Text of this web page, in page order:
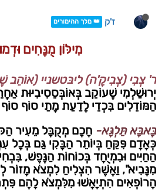
ז'ק 👑 מלך ההימורים
מִילּוֹן מֻנָּחִים
ר' צְבִי (צְבִיקָ'ה) ליבּטשניי (אוֹהֵב
יְרוּשַׁלְמִי שֶׁעוֹקֵב בְּאוֹבְּסֵסִיבִיּוּת
הַמּוֹדֵלִים בִּכְדֵי לָדַעַת מָתַי סוֹף
בָּאבָּא תַּלְגָּא- חָכָם מְקֻבָּל מֵעִיר
כְּאָדָם פִּקֵּחַ בְּיוֹתֵר הַבָּקִי גַּם בְּכָל
הַחַיִּים וּבִמְיֻחָד בְּכוֹחוֹת הַנֶּפֶשׁ,
מִנָּבִיא", וַאֲשֶׁר הִצְלִיחַ לִמְצֹא מָזוֹר
הָרוֹפְאִים הִתְיָאֲשׁוּ מִלִּמְצֹא לָהֶם